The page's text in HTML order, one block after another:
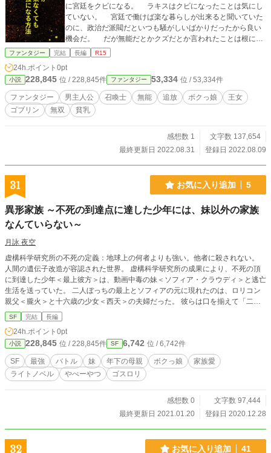
に宮廷をクビになる。 ラキスはクビになったことは気にし
ていない。 宮廷で働けば楽な暮らしが出来ると聞いていた
のに、政治だ派閥だといつも騒がしいばかりだったから良い
機会だ。 だが無能だとかクズだとか言われたことは根に持
っていた。 自分をクビにした宮廷召喚士長の企みを邪魔し
しまった。 「ボクを助けた責任を取って」 「いくら払え
る？」 「……ではらう」 「なに？」 「対価はボクのカラダ
で払うって言ったんだ!!」 ただ楽な生活をして生きていた
いラキスは、本人が望まないままボクっ娘王女と二人きりの
冒険者パーティで無双し、なぜか国まで救ってしまうことに
イトルとあらすじを磨いてみました。 タイトル：S スコア9
156 あらすじ：S スコア9175
ファンタジー 完結 長編 R15
24h.ポイント 0pt
小説 228,845 位 / 228,845件 ファンタジー 53,334 位 / 53,334件
ファンタジー 男主人公 召喚士 無能 追放 ボクっ娘
王女
ゴブリン
無双 貧乳
感想数 1
文字数 137,654
最終更新日 2022.08.31
登録日 2022.08.09
31 お気に入り追加 5
異形家族 ～不死の到達点に達した少年には、妹以外の家族
なんていらない～
月詠 夜空
虚構科学研究所の不死の定義：地球上の何者よりも強い。他者に殺されない。
人間の遺伝子改造が容認された世界。 虚構科学研究所の成果により、不死の頂
に到達した少年＜最上彼方＞は、動画中毒の妹＜ソフィア・クラウディ＞と逃亡
生活を送っていた。 二人ぼっちの最上とソフィアの元に現れたのは、ロリコン
親父＜朧火＞と十六歳の少女＜西天＞の夫婦だった。 彼らは口を揃えて「二人
を守る」と申し出る。 「二人とも僕より弱いでしょ？」と最上は言うが、諸々
の事情が重なり、朧火と西天の家族になることを承認する。 裏事情がありまく
りのへんてこ家族が、平穏な生活を送れるはずもない。 異形家族の日常と非日
常がここに開幕。 ＳＦ家族物語！
SF 完結 長編
24h.ポイント 0pt
小説 228,845 位 / 228,845件 SF 6,742 位 / 6,742件
SF 最強 バトル 妹 年下の母親 ボクっ娘
家族愛
ライトノベル
やべーやつ ゴスロリ
感想数 0
文字数 97,444
最終更新日 2021.01.20
登録日 2020.12.28
32 お気に入り追加 41